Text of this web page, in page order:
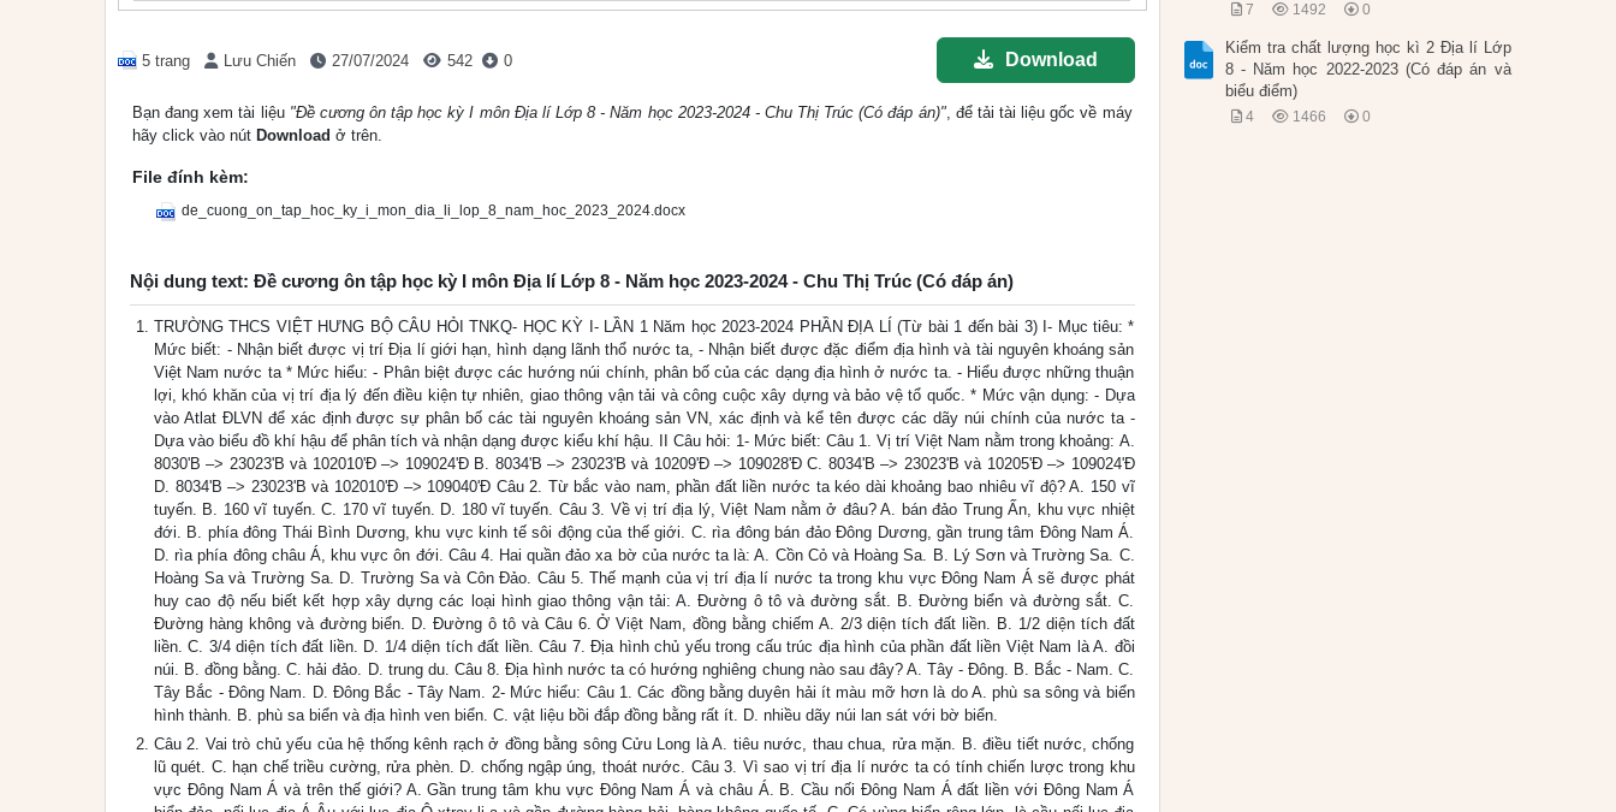
5 trang Lưu Chiến 27/07/2024 542 0 Download
Bạn đang xem tài liệu "Đề cương ôn tập học kỳ I môn Địa lí Lớp 8 - Năm học 2023-2024 - Chu Thị Trúc (Có đáp án)", để tải tài liệu gốc về máy
hãy click vào nút Download ở trên.
File đính kèm:
de_cuong_on_tap_hoc_ky_i_mon_dia_li_lop_8_nam_hoc_2023_2024.docx
Nội dung text: Đề cương ôn tập học kỳ I môn Địa lí Lớp 8 - Năm học 2023-2024 - Chu Thị Trúc (Có đáp án)
TRƯỜNG THCS VIỆT HƯNG BỘ CÂU HỎI TNKQ- HỌC KỲ I- LẦN 1 Năm học 2023-2024 PHẦN ĐỊA LÍ (Từ bài 1 đến bài 3) I- Mục tiêu: *
Mức biết: - Nhận biết được vị trí Địa lí giới hạn, hình dạng lãnh thổ nước ta, - Nhận biết được đặc điểm địa hình và tài nguyên khoáng sản
Việt Nam nước ta * Mức hiểu: - Phân biệt được các hướng núi chính, phân bố của các dạng địa hình ở nước ta. - Hiểu được những thuận
lợi, khó khăn của vị trí địa lý đến điều kiện tự nhiên, giao thông vận tải và công cuộc xây dựng và bảo vệ tổ quốc. * Mức vận dụng: - Dựa
vào Atlat ĐLVN để xác định được sự phân bố các tài nguyên khoáng sản VN, xác định và kể tên được các dãy núi chính của nước ta -
Dựa vào biểu đồ khí hậu để phân tích và nhận dạng được kiểu khí hậu. II Câu hỏi: 1- Mức biết: Câu 1. Vị trí Việt Nam nằm trong khoảng: A.
8030'B –> 23023'B và 102010'Đ –> 109024'Đ B. 8034'B –> 23023'B và 10209'Đ –> 109028'Đ C. 8034'B –> 23023'B và 10205'Đ –> 109024'Đ
D. 8034'B –> 23023'B và 102010'Đ –> 109040'Đ Câu 2. Từ bắc vào nam, phần đất liền nước ta kéo dài khoảng bao nhiêu vĩ độ? A. 150 vĩ
tuyến. B. 160 vĩ tuyến. C. 170 vĩ tuyến. D. 180 vĩ tuyến. Câu 3. Về vị trí địa lý, Việt Nam nằm ở đâu? A. bán đảo Trung Ấn, khu vực nhiệt
đới. B. phía đông Thái Bình Dương, khu vực kinh tế sôi động của thế giới. C. rìa đông bán đảo Đông Dương, gần trung tâm Đông Nam Á.
D. rìa phía đông châu Á, khu vực ôn đới. Câu 4. Hai quần đảo xa bờ của nước ta là: A. Cồn Cỏ và Hoàng Sa. B. Lý Sơn và Trường Sa. C.
Hoàng Sa và Trường Sa. D. Trường Sa và Côn Đảo. Câu 5. Thế mạnh của vị trí địa lí nước ta trong khu vực Đông Nam Á sẽ được phát
huy cao độ nếu biết kết hợp xây dựng các loại hình giao thông vận tải: A. Đường ô tô và đường sắt. B. Đường biển và đường sắt. C.
Đường hàng không và đường biển. D. Đường ô tô và Câu 6. Ở Việt Nam, đồng bằng chiếm A. 2/3 diện tích đất liền. B. 1/2 diện tích đất
liền. C. 3/4 diện tích đất liền. D. 1/4 diện tích đất liền. Câu 7. Địa hình chủ yếu trong cấu trúc địa hình của phần đất liền Việt Nam là A. đồi
núi. B. đồng bằng. C. hải đảo. D. trung du. Câu 8. Địa hình nước ta có hướng nghiêng chung nào sau đây? A. Tây - Đông. B. Bắc - Nam. C.
Tây Bắc - Đông Nam. D. Đông Bắc - Tây Nam. 2- Mức hiểu: Câu 1. Các đồng bằng duyên hải ít màu mỡ hơn là do A. phù sa sông và biển
hình thành. B. phù sa biển và địa hình ven biển. C. vật liệu bồi đắp đồng bằng rất ít. D. nhiều dãy núi lan sát với bờ biển.
Câu 2. Vai trò chủ yếu của hệ thống kênh rạch ở đồng bằng sông Cửu Long là A. tiêu nước, thau chua, rửa mặn. B. điều tiết nước, chống
lũ quét. C. hạn chế triều cường, rửa phèn. D. chống ngập úng, thoát nước. Câu 3. Vì sao vị trí địa lí nước ta có tính chiến lược trong khu
vực Đông Nam Á và trên thế giới? A. Gần trung tâm khu vực Đông Nam Á và châu Á. B. Cầu nối Đông Nam Á đất liền với Đông Nam Á
7 1492 0
Kiểm tra chất lượng học kì 2 Địa lí Lớp
8 - Năm học 2022-2023 (Có đáp án và
biểu điểm)
4 1466 0